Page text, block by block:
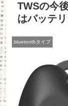
TWSの今
はバッテ
bluetoothタイプ